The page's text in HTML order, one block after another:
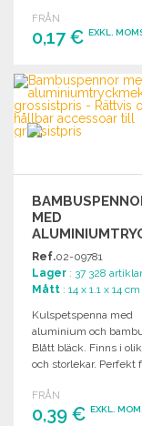
FRÅN
0,17 € EXKL.
BESTÄLL
Begär offert
MED
TILL
Ref.02-09781
Lager : 37 328 artiklar
Mått : 14 x 1.1 x 14 cm
Kulspetspenna med
aluminium och
Blått bläck. Finns i
och storlekar. Perfekt
FRÅN
0,39 € EXKL.